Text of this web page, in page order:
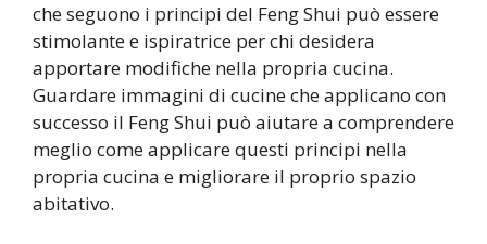
che seguono i principi del Feng Shui può essere
stimolante e ispiratrice per chi desidera
apportare modifiche nella propria cucina.
Guardare immagini di cucine che applicano con
successo il Feng Shui può aiutare a comprendere
meglio come applicare questi principi nella
propria cucina e migliorare il proprio spazio
abitativo.